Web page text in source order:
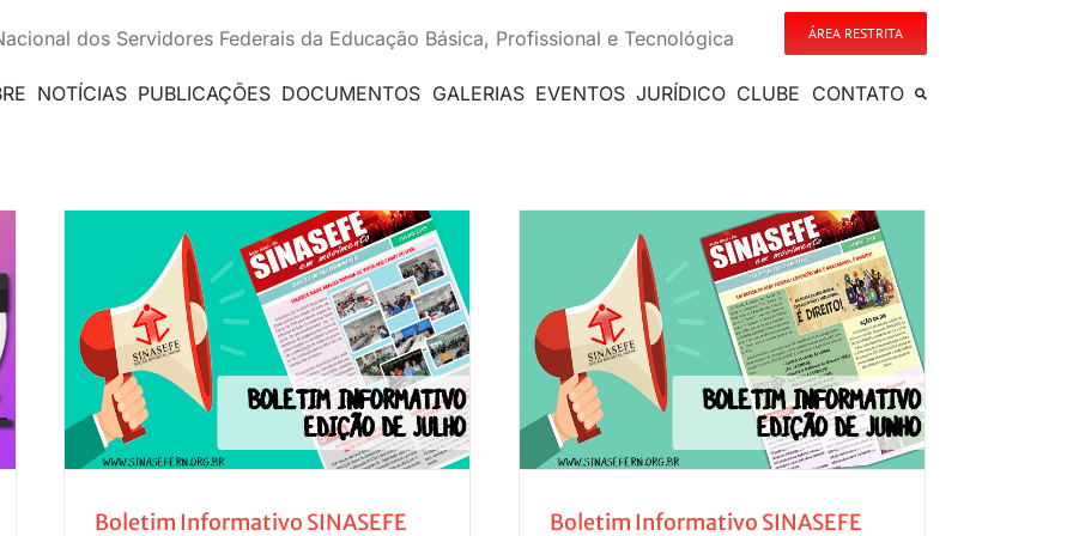
dos Servidores Federais da Educação Básica, Profissional e Tecnológica ÁREA RESTRITA
NOTÍCIAS PUBLICAÇÕES DOCUMENTOS GALERIAS EVENTOS JURÍDICO CLUBE CONTATO
Boletim Informativo SINASEFE
Boletim Informativo SINASEFE em
Movimento | Edição de Junho
Boletim Informativo SINASEFE